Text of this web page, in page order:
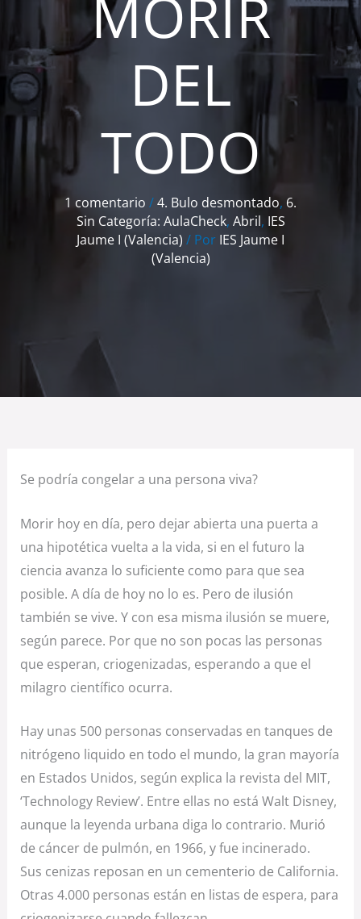
MORIR
DEL
TODO
1 comentario /4. Bulo desmontado, 6.
Sin Categoría: AulaCheck, Abril, IES
Jaume I (Valencia) / Por IES Jaume I
(Valencia)
Se podría congelar a una persona viva?
Morir hoy en día, pero dejar abierta una puerta a
una hipotética vuelta a la vida, si en el futuro la
ciencia avanza lo suficiente como para que sea
posible. A día de hoy no lo es. Pero de ilusión
también se vive. Y con esa misma ilusión se muere,
según parece. Por que no son pocas las personas
que esperan, criogenizadas, esperando a que el
milagro científico ocurra.
Hay unas 500 personas conservadas en tanques de
nitrógeno liquido en todo el mundo, la gran mayoría
en Estados Unidos, según explica la revista del MIT,
‘Technology Review’. Entre ellas no está Walt Disney,
aunque la leyenda urbana diga lo contrario. Murió
de cáncer de pulmón, en 1966, y fue incinerado.
Sus cenizas reposan en un cementerio de California.
Otras 4.000 personas están en listas de espera, para